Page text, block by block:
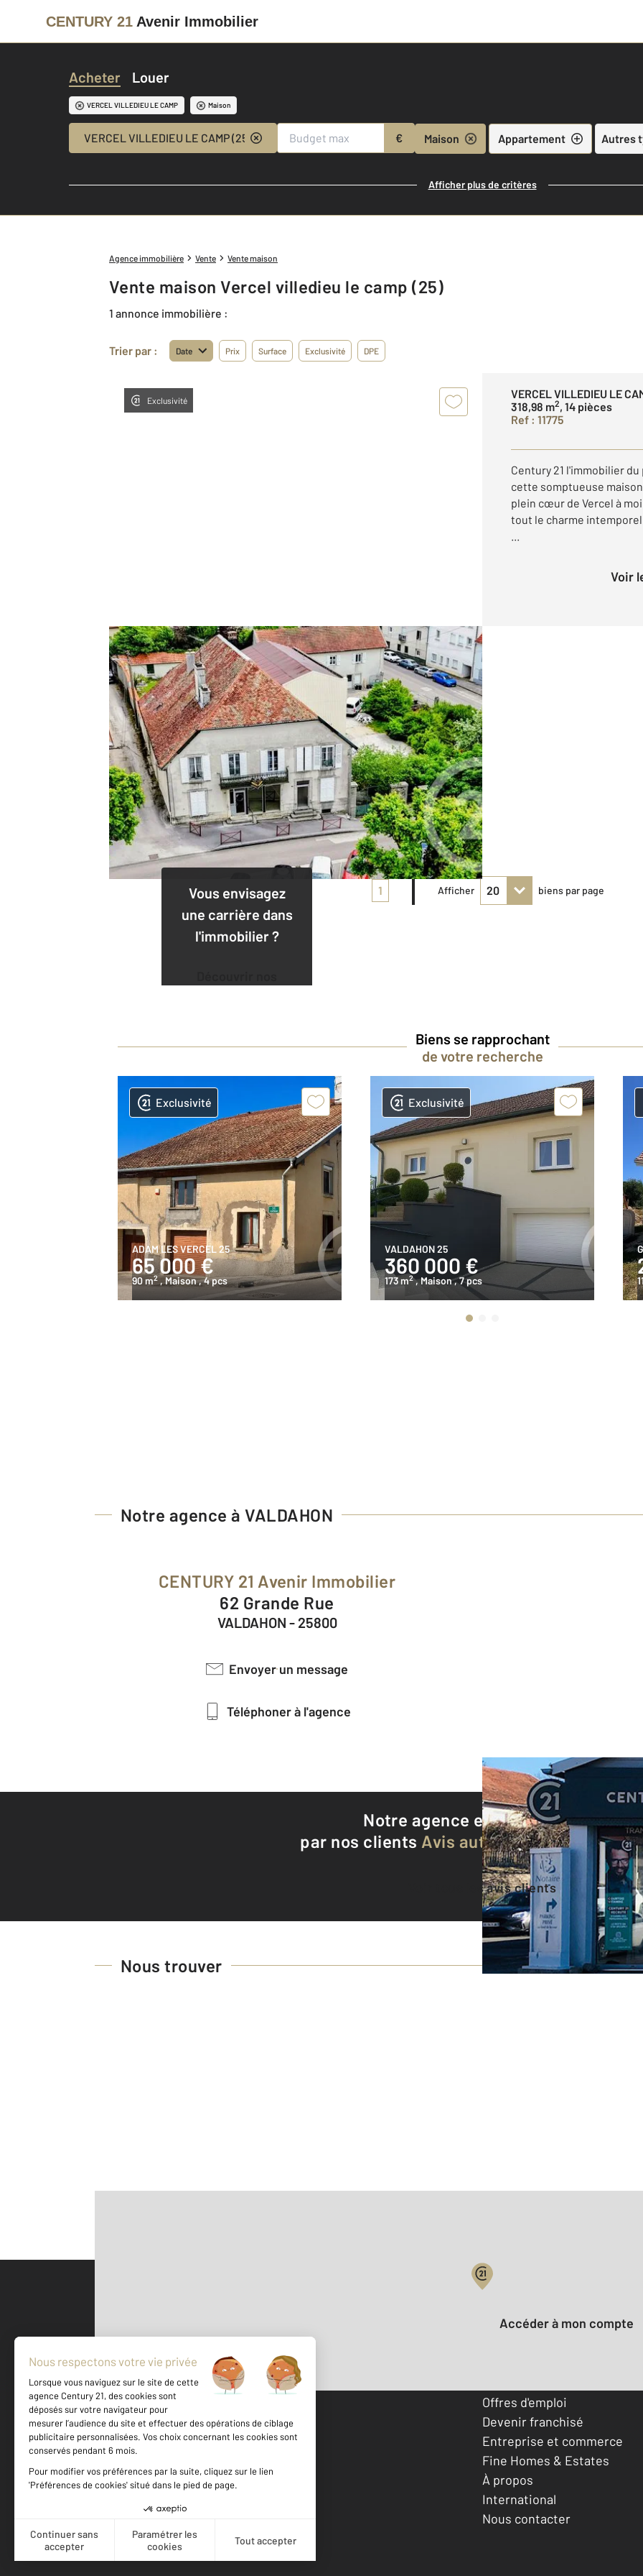
CENTURY 21 Avenir Immobilier
Acheter Louer
VERCEL VILLEDIEU LE CAMP Maison
VERCEL VILLEDIEU LE CAMP (25530) € Maison Appartement Autres
Afficher plus de critères
Agence immobilière Vente Vente maison
Vente maison Vercel villedieu le camp (25)
1 annonce immobilière :
Trier par : Date Prix Surface Exclusivité DPE
Exclusivité
VERCEL VILLEDIEU LE
318,98 m2, 14 pièces
Ref : 11775
Century 21 l'immobilier
cette somptueuse
plein cœur de Vercel à
tout le charme
...
Voir
Vous envisagez
une carrière dans
l'immobilier ?
1 Afficher biens par page
Biens se rapprochant
de votre recherche
Exclusivité
ADAM LES VERCEL 25
65 000 €
90 m2 , Maison, 4 pcs
Exclusivité
VALDAHON 25
360 000 €
173 m2 , Maison, 7 pcs
Notre agence à VALDAHON
CENTURY 21 Avenir Immobilier
62 Grande Rue
VALDAHON - 25800
Envoyer un message
Téléphoner à l'agence
Notre agence est notée8,9/10
par nos clients Avis authentifiés par
Voir tous les avis clients
Nous trouver
500 m ©Mappy
Votre compte :
Accéder à mon compte
Votre agence est notée
Achat
Location
Offres d'emploi
Devenir franchisé
Entreprise et commerce
Fine Homes & Estates
À propos
International
Nous contacter